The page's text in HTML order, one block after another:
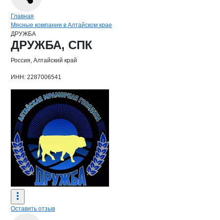
Навигация по сайту
Главная
Мясные компании в Алтайском крае
ДРУЖБА
Основная информация о компании
ДРУЖБА, СПК
Россия, Алтайский край
ИНН: 2287006541
Оставить отзыв